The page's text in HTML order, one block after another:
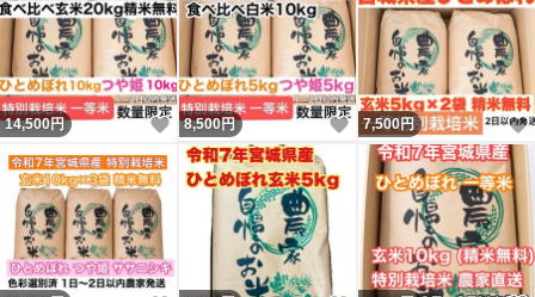
14,500円 いいね！
8,500円 いいね！
7,500円